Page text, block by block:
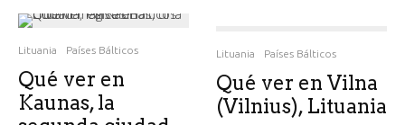
Lituania Países Bálticos
Qué ver en
Kaunas, la
Lituania Países Bálticos
Qué ver en Vilna
(Vilnius), Lituania